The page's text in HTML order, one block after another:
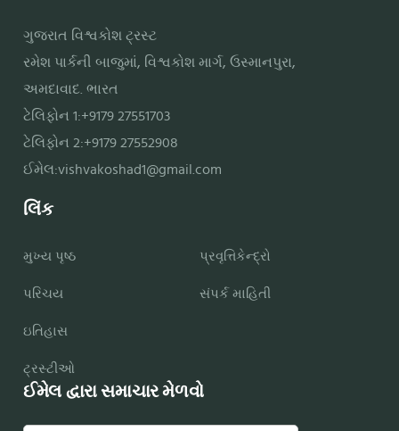
ગુજરાત વિશ્વકોશ ટ્રસ્ટ
રમેશ પાર્કની બાજુમાં, વિશ્વકોશ માર્ગ, ઉસ્માનપુરા,
અમદાવાદ. ભારત
ટેલિફોન 1:+9179 27551703
ટેલિફોન 2:+9179 27552908
ઈમેલ:vishvakoshad1@gmail.com
લિંક
મુખ્ય પૃષ્ઠ
પરિચય
ઇતિહાસ
ટ્રસ્ટીઓ
પ્રવૃત્તિકેન્દ્રો
સંપર્ક માહિતી
ઈમેલ દ્વારા સમાચાર મેળવો